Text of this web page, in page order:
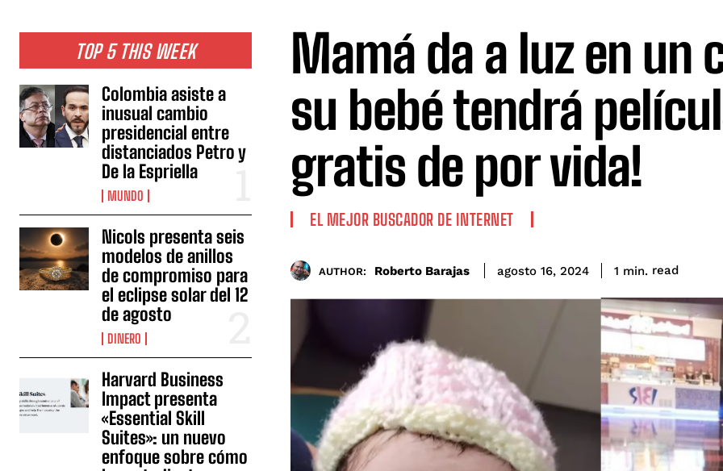
TOP 5 THIS WEEK
Colombia asiste a
inusual cambio
presidencial entre
distanciados Petro y
De la Espriella
MUNDO
Nicols presenta seis
modelos de anillos
de compromiso para
el eclipse solar del 12
de agosto
DINERO
Harvard Business
Impact presenta
«Essential Skill
Suites»: un nuevo
enfoque sobre cómo
Mamá da a luz en un
su bebé tendrá
gratis de por vida!
EL MEJOR BUSCADOR DE INTERNET
AUTHOR: Roberto Barajas agosto 16, 2024 1 min. read